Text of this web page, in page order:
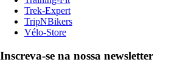
Trek-Expert
TripNBikers
Vélo-Store
Inscreva-se na nossa newsletter